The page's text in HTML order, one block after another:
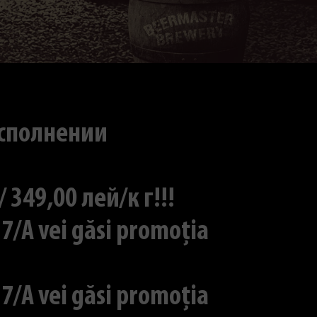
349,00 лей/к г!!!
A vei găsi promoția
A vei găsi promoția